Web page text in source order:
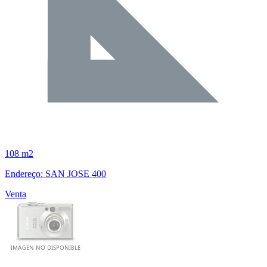
108 m2
Endereço: SAN JOSE 400
Venta